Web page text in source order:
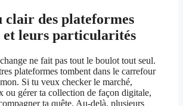
clair des plateformes
et leurs particularités
ne fait pas tout le boulot tout seul.
plateformes tombent dans le carrefour
Si tu veux checker le marché,
ou gérer ta collection de façon digitale,
ta quête. Au-delà, plusieurs